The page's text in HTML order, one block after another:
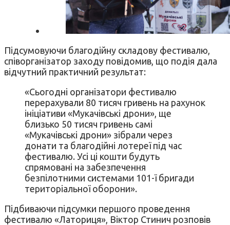
Підсумовуючи благодійну складову фестивалю,
співорганізатор заходу повідомив, що подія дала
відчутний практичний результат:
«Сьогодні організатори фестивалю
перерахували 80 тисяч гривень на рахунок
ініціативи «Мукачівські дрони», ще
близько 50 тисяч гривень самі
«Мукачівські дрони» зібрали через
донати та благодійні лотереї під час
фестивалю. Усі ці кошти будуть
спрямовані на забезпечення
безпілотними системами 101-ї бригади
територіальної оборони».
Підбиваючи підсумки першого проведення
фестивалю «Латориця», Віктор Стинич розповів